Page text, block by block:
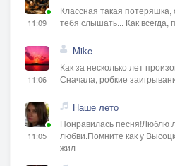
11:09
Классная такая
тебя слышать... Как всегда,
11:06
Mike
Как за несколько лет
Сначала, робкие
11:05
Наше лето
Понравилась песня!Люблю
любви.Помните как у
жил